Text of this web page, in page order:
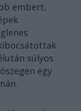
embert,
súlyos
egy